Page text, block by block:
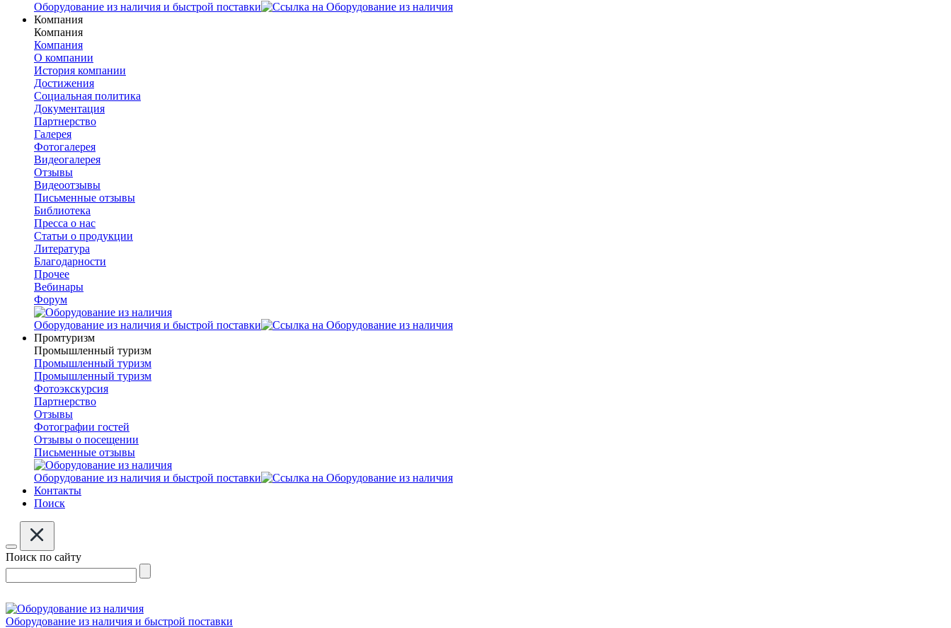
Оборудование из наличия и быстрой поставки
Компания
Компания
Компания
О компании
История компании
Достижения
Социальная политика
Документация
Партнерство
Галерея
Фотогалерея
Видеогалерея
Отзывы
Видеоотзывы
Письменные отзывы
Библиотека
Пресса о нас
Статьи о продукции
Литература
Благодарности
Прочее
Вебинары
Форум
Оборудование из наличия и быстрой поставки
Промтуризм
Промышленный туризм
Промышленный туризм
Промышленный туризм
Фотоэкскурсия
Партнерство
Отзывы
Фотографии гостей
Отзывы о посещении
Письменные отзывы
Оборудование из наличия и быстрой поставки
Контакты
Поиск
Поиск по сайту
Оборудование из наличия и быстрой поставки